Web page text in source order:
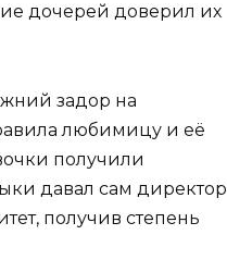
дочерей доверил их
задор на
любимицу и её
получили
давал сам директор
получив степень